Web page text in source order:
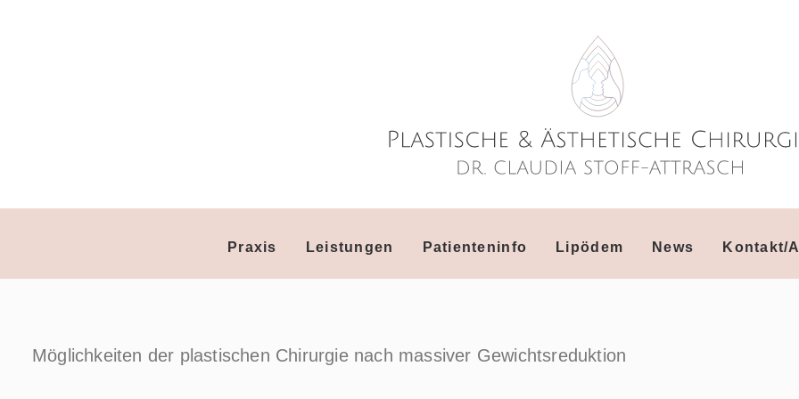
Praxis Leistungen Patienteninfo Lipödem News Kontakt/
Möglichkeiten der plastischen Chirurgie nach massiver Gewichtsreduktion